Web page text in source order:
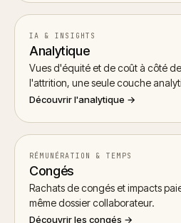
IA & INSIGHTS
Analytique
Vues d'équité et de coût à côté
l'attrition, une seule couche
Découvrir l'analytique →
RÉMUNÉRATION & TEMPS
Congés
Rachats de congés et impacts
même dossier collaborateur.
Découvrir les congés →